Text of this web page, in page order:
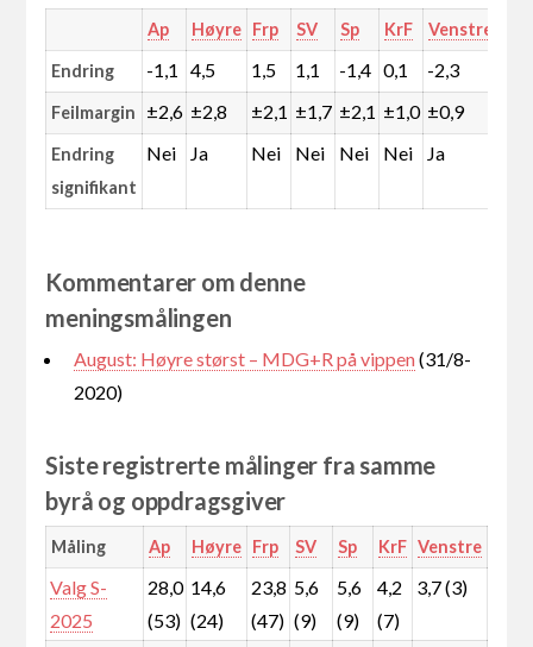
Ap Høyre Frp SV Sp KrF Venstre
Endring -1,1 4,5 1,5 1,1 -1,4 0,1 -2,3
Feilmargin ±2,6 ±2,8 ±2,1 ±1,7 ±2,1 ±1,0 ±0,9
Endring
signifikant
Nei Ja Nei Nei Nei Nei Ja
Kommentarer om denne
meningsmålingen
August: Høyre størst – MDG+R på vippen(31/8-
2020)
Siste registrerte målinger fra samme
byrå og oppdragsgiver
Måling Ap Høyre Frp SV Sp KrF Venstre
Valg S-
2025
28,0
(53)
14,6
(24)
23,8
(47)
5,6
(9)
5,6
(9)
4,2
(7)
3,7 (3)